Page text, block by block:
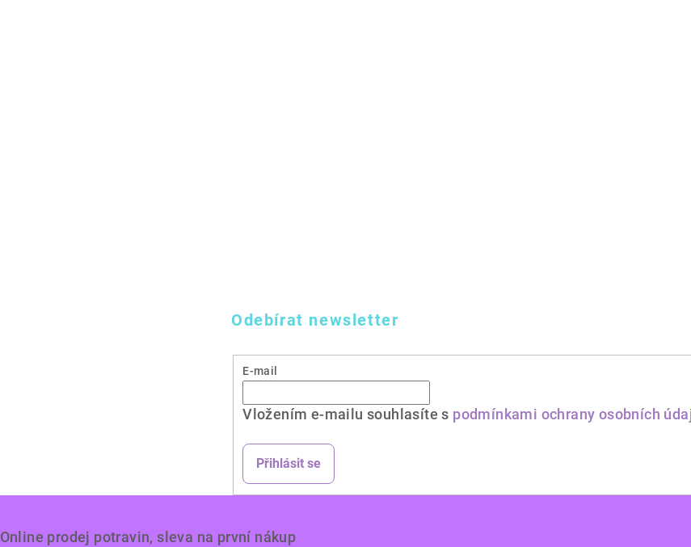
Odebírat newsletter
E-mail
Vložením e-mailu souhlasíte s podmínkami ochrany osobních
Přihlásit se
Online prodej potravin, sleva na první nákup